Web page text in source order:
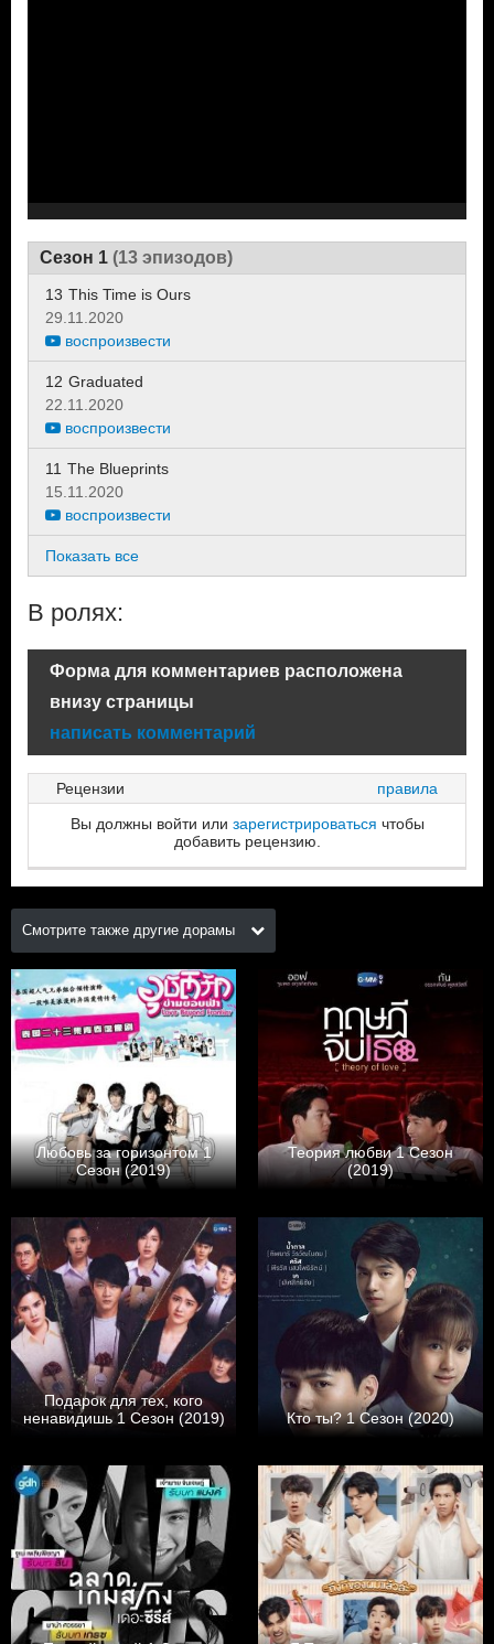
Сезон 1 (13 эпизодов)
13 This Time is Ours
29.11.2020
воспроизвести
12 Graduated
22.11.2020
воспроизвести
11 The Blueprints
15.11.2020
воспроизвести
Показать все
В ролях:
Форма для комментариев расположена
внизу страницы
написать комментарий
Рецензии
правила
Вы должны войти или зарегистрироваться чтобы
добавить рецензию.
Смотрите также другие дорамы
Любовь за горизонтом 1
Сезон (2019)
Теория любви 1 Сезон
(2019)
Подарок для тех, кого
ненавидишь 1 Сезон (2019)
Кто ты? 1 Сезон (2020)